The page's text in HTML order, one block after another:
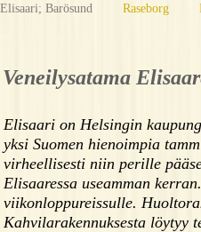
Elisaari; Barösund Raseborg
Elisaari on Helsingin
yksi Suomen hienoimpia
virheellisesti niin perille
Elisaaressa useamman
viikonloppureissulle.
Kahvilarakennuksesta löytyy
Veneilysatama